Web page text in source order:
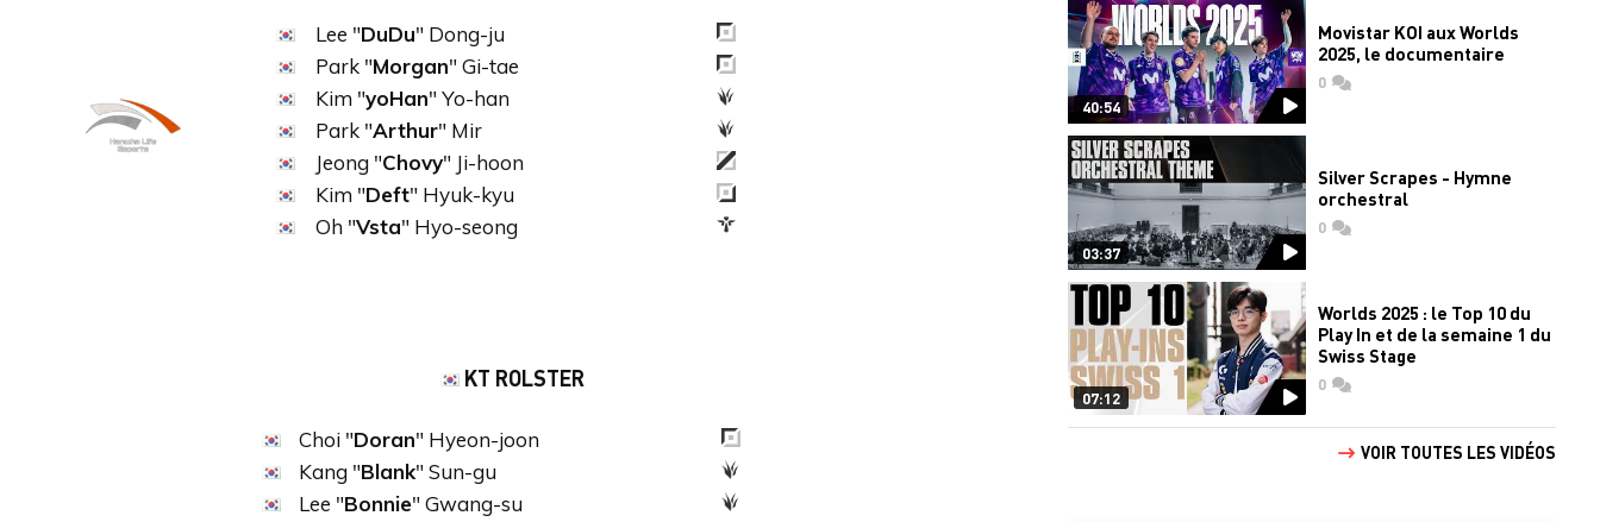
Lee "DuDu" Dong-ju
Park "Morgan" Gi-tae
Kim "yoHan" Yo-han
Park "Arthur" Mir
Jeong "Chovy" Ji-hoon
Kim "Deft" Hyuk-kyu
Oh "Vsta" Hyo-seong
KT ROLSTER
Choi "Doran" Hyeon-joon
Kang "Blank" Sun-gu
Lee "Bonnie" Gwang-su
40:54
Movistar KOI aux Worlds
2025, le documentaire
0commentaires
03:37
Silver Scrapes - Hymne
orchestral
0commentaires
07:12
Worlds 2025 : le Top 10 du
Play In et de la semaine 1 du
Swiss Stage
0commentaires
VOIR TOUTES LES VIDÉOS